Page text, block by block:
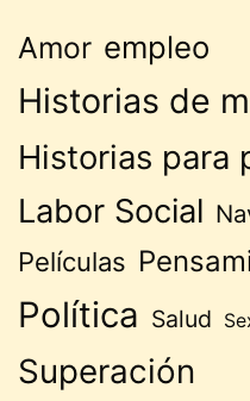
Amor empleo
Historias de
Historias para
Labor Social
Películas
Política Salud
Superación